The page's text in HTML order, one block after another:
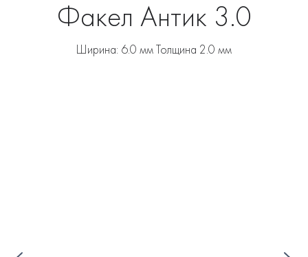
Факел Антик 3.0
Ширина: 6.0 мм Толщина 2.0 мм